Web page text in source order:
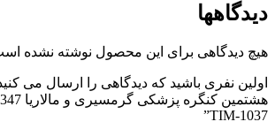
دیدگاهها
هیچ دیدگاهی برای این محصول نوشته نشده
اولین نفری باشید که دیدگاهی را ارسال می
TIM-1037”